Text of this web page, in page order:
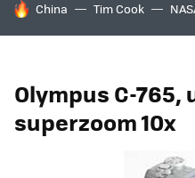
HOY SE HABLA DE
China Tim Cook
Olympus C-
superzoom 10x